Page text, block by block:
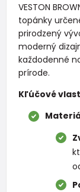
VESTON
topánky
prirodzený
moderný
každodenné
prírode.
Kľúčové